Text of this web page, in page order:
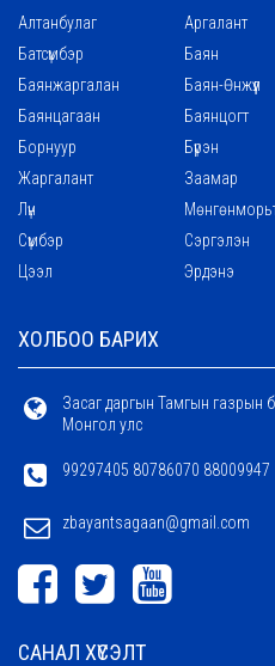
Алтанбулаг Аргалант
Батсүмбэр
Баян
Баянжаргалан
Баян-Өнжүүл
Баянцагаан
Баянцогт
Борнуур
Бүрэн
Жаргалант
Заамар
Лүн
Сүмбэр
Сэргэлэн
Цээл
Эрдэнэ
ХОЛБОО БАРИХ
Засаг даргын Тамгын газрын
Монгол улс
99297405 80786070 88009947
zbayantsagaan@gmail.com
САНАЛ ХҮСЭЛТ